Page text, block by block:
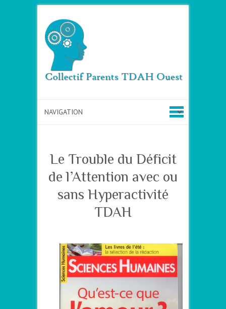
Le Trouble du Déficit
de l’Attention avec ou
sans Hyperactivité
TDAH